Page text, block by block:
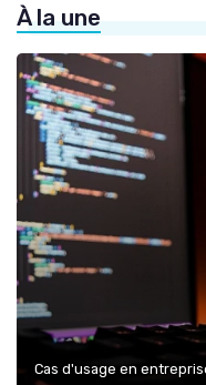
» Formation et
À la une
Cas d'usage en